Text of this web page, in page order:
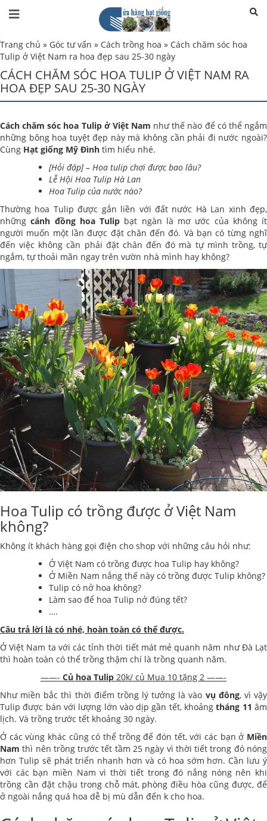
Trang chủ » Góc tư vấn » Cách trồng hoa » Cách chăm sóc hoa
Tulip ở Việt Nam ra hoa đẹp sau 25-30 ngày
CÁCH CHĂM SÓC HOA TULIP Ở VIỆT NAM RA
HOA ĐẸP SAU 25-30 NGÀY
Cách chăm sóc hoa Tulip ở Việt Nam như thế nào để có thể ngắm
những bông hoa tuyệt đẹp này mà không cần phải đi nước ngoài?
Cùng Hạt giống Mỹ Đình tìm hiểu nhé.
[Hỏi đáp] – Hoa tulip chơi được bao lâu?
Lễ Hội Hoa Tulip Hà Lan
Hoa Tulip của nước nào?
Thường hoa Tulip được gắn liền với đất nước Hà Lan xinh đẹp,
nhữngcánh đồng hoa Tulip bạt ngàn là mơ ước của không ít
người muốn một lần được đặt chân đến đó. Và bạn có từng nghĩ
đến việc không cần phải đặt chân đến đó mà tự mình trồng, tự
ngắm, tự thoải mãn ngay trên vườn nhà mình hay không?
Hoa Tulip có trồng được ở Việt Nam
không?
Không ít khách hàng gọi điện cho shop với những câu hỏi như:
Ở Việt Nam có trồng được hoa Tulip hay không?
Ở Miền Nam nắng thế này có trồng được Tulip không?
Tulip có nở hoa không?
Làm sao để hoa Tulip nở đúng tết?
….
Câu trả lời là có nhé, hoàn toàn có thể được.
Ở Việt Nam ta với các tỉnh thời tiết mát mẻ quanh năm như Đà Lạt
thì hoàn toàn có thể trồng thậm chí là trồng quanh năm.
——- Củ hoa Tulip 20k/ củ Mua 10 tặng 2 ——-
Như miền bắc thì thời điểm trồng lý tưởng là vào vụ đông, vì vậy
Tulip được bán với lượng lớn vào dịp gần tết, khoảngtháng 11 âm
lịch. Và trồng trước tết khoảng 30 ngày.
Ở các vùng khác cũng có thể trồng để đón tết, với các bạn ở Miền
Nam thì nên trồng trước tết tầm 25 ngày vì thời tiết trong đó nóng
hơn Tulip sẽ phát triển nhanh hơn và có hoa sớm hơn. Cần lưu ý
với các bạn miền Nam vì thời tiết trong đó nắng nóng nên khi
trồng cần đặt chậu trong chỗ mát, phòng điều hòa cũng được, để
ở ngoài nắng quá hoa dễ bị mù dẫn đến k cho hoa.